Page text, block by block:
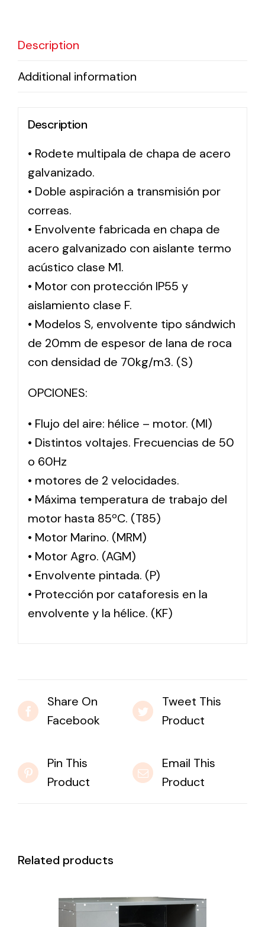
Iluminación Solar
de necesidades.
Solar lighting
Variety of solar solutions for all kinds of needs.
Description
Additional information
Description
• Rodete multipala de chapa de acero
galvanizado.
• Doble aspiración a transmisión por
correas.
• Envolvente fabricada en chapa de
acero galvanizado con aislante termo
acústico clase M1.
• Motor con protección IP55 y
aislamiento clase F.
• Modelos S, envolvente tipo sándwich
de 20mm de espesor de lana de roca
con densidad de 70kg/m3. (S)
OPCIONES:
• Flujo del aire: hélice – motor. (MI)
• Distintos voltajes. Frecuencias de 50
o 60Hz
• motores de 2 velocidades.
• Máxima temperatura de trabajo del
motor hasta 85ºC. (T85)
• Motor Marino. (MRM)
• Motor Agro. (AGM)
• Envolvente pintada. (P)
• Protección por cataforesis en la
envolvente y la hélice. (KF)
Share On
Facebook
Tweet This
Product
Pin This
Product
Email This
Product
Related products